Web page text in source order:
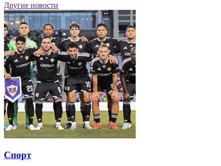
Другие новости
Спорт